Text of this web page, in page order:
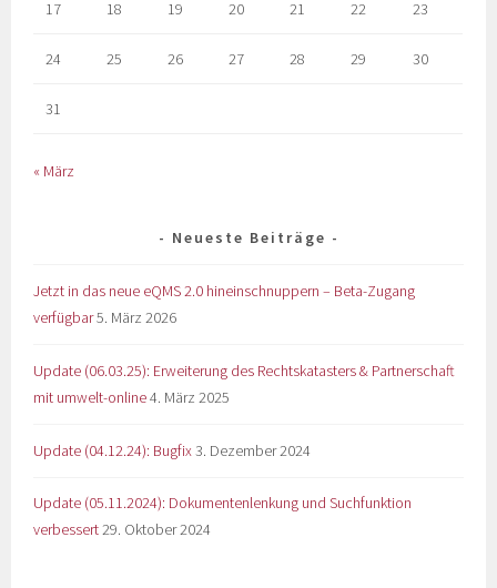
17 18 19 20 21 22 23
24 25 26 27 28 29 30
31
« März
Neueste Beiträge
Jetzt in das neue eQMS 2.0 hineinschnuppern – Beta-Zugang
verfügbar5. März 2026
Update (06.03.25): Erweiterung des Rechtskatasters & Partnerschaft
mit umwelt-online4. März 2025
Update (04.12.24): Bugfix 3. Dezember 2024
Update (05.11.2024): Dokumentenlenkung und Suchfunktion
verbessert29. Oktober 2024